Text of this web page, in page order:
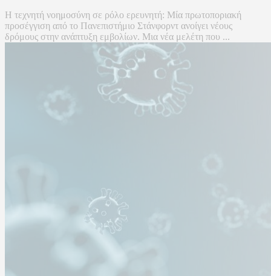
Η τεχνητή νοημοσύνη σε ρόλο ερευνητή: Μία πρωτοποριακή
προσέγγιση από το Πανεπιστήμιο Στάνφορντ ανοίγει νέους
δρόμους στην ανάπτυξη εμβολίων. Μια νέα μελέτη που ...